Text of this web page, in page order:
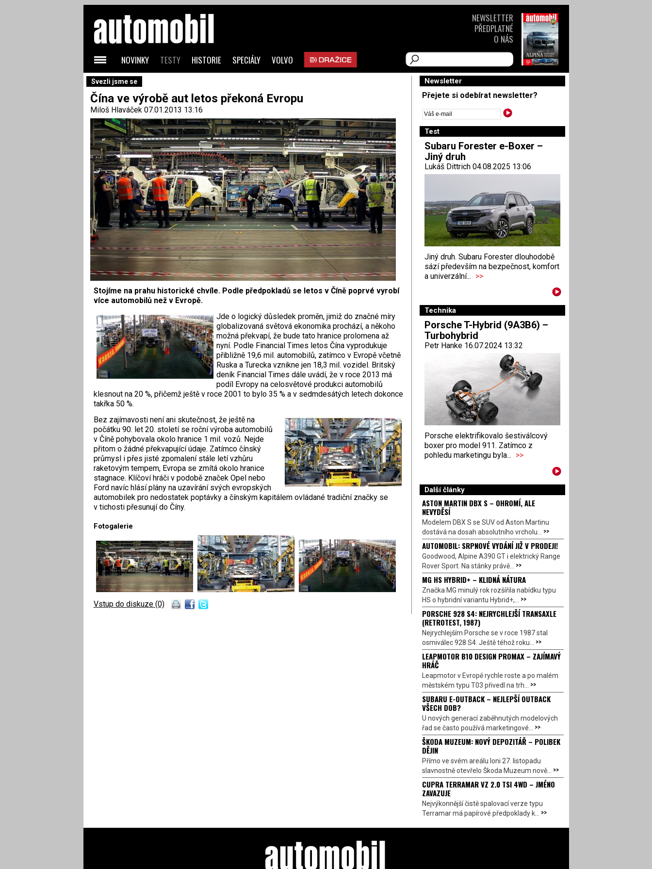
Svezli jsme se
Čína ve výrobě aut letos překoná Evropu
Miloš Hlaváček07.01.2013 13:16
Stojíme na prahu historické chvíle. Podle předpokladů se letos v Číně poprvé vyrobí
více automobilů než v Evropě.
Jde o logický důsledek proměn, jimiž do značné míry
globalizovaná světová ekonomika prochází, a někoho
možná překvapí, že bude tato hranice prolomena až
nyní. Podle Financial Times letos Čína vyprodukuje
přibližně 19,6 mil. automobilů, zatímco v Evropě včetně
Ruska a Turecka vznikne jen 18,3 mil. vozidel. Britský
deník Financial Times dále uvádí, že v roce 2013 má
podíl Evropy na celosvětové produkci automobilů
klesnout na 20 %, přičemž ještě v roce 2001 to bylo 35 % a v sedmdesátých letech dokonce
takřka 50 %.
Bez zajímavosti není ani skutečnost, že ještě na
počátku 90. let 20. století se roční výroba automobilů
v Číně pohybovala okolo hranice 1 mil. vozů. Nejde
přitom o žádné překvapující údaje. Zatímco čínský
průmysl i přes jisté zpomalení stále letí vzhůru
raketovým tempem, Evropa se zmítá okolo hranice
stagnace. Klíčoví hráči v podobě značek Opel nebo
Ford navíc hlásí plány na uzavírání svých evropských
automobilek pro nedostatek poptávky a čínským kapitálem ovládané tradiční značky se
v tichosti přesunují do Číny.
Fotogalerie
Vstup do diskuze (0)
Newsletter
Přejete si odebírat newsletter?
Test
Subaru Forester e-Boxer –
Jiný druh
Lukáš Dittrich 04.08.2025 13:06
Jiný druh. Subaru Forester dlouhodobě
sází především na bezpečnost, komfort
a univerzální... >>
Technika
Porsche T-Hybrid (9A3B6) –
Turbohybrid
Petr Hanke 16.07.2024 13:32
Porsche elektrifikovalo šestiválcový
boxer pro model 911. Zatímco z
pohledu marketingu byla... >>
Další články
ASTON MARTIN DBX S – OHROMÍ, ALE
NEVYDĚSÍ
Modelem DBX S se SUV od Aston Martinu
dostává na dosah absolutního vrcholu... >>
AUTOMOBIL: SRPNOVÉ VYDÁNÍ JIŽ V PRODEJI!
Goodwood, Alpine A390 GT i elektrický Range
Rover Sport. Na stánky právě... >>
MG HS HYBRID+ – KLIDNÁ NÁTURA
Značka MG minulý rok rozšířila nabídku typu
HS o hybridní variantu Hybrid+,... >>
PORSCHE 928 S4: NEJRYCHLEJŠÍ TRANSAXLE
(RETROTEST, 1987)
Nejrychlejším Porsche se v roce 1987 stal
osmiválec 928 S4. Ještě téhož roku... >>
LEAPMOTOR B10 DESIGN PROMAX – ZAJÍMAVÝ
HRÁČ
Leapmotor v Evropě rychle roste a po malém
městském typu T03 přivedl na trh... >>
SUBARU E-OUTBACK – NEJLEPŠÍ OUTBACK
VŠECH DOB?
U nových generací zaběhnutých modelových
řad se často používá marketingové... >>
ŠKODA MUZEUM: NOVÝ DEPOZITÁŘ – POLIBEK
DĚJIN
Přímo ve svém areálu loni 27. listopadu
slavnostně otevřelo Škoda Muzeum nově... >>
CUPRA TERRAMAR VZ 2.0 TSI 4WD – JMÉNO
ZAVAZUJE
Nejvýkonnější čistě spalovací verze typu
Terramar má papírové předpoklady k... >>
NOVINKY TESTY HISTORIE SPECIÁLY VOLVO
NEWSLETTER
PŘEDPLATNÉ
O NÁS